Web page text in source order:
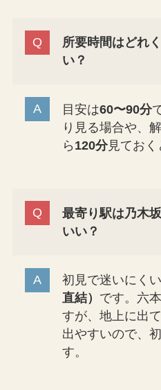
所要時間はどれ
い？
目安は60〜90分
り見る場合や、
ら 120分見ておく
最寄り駅は乃木
いい？
初見で迷いにく
直結） です。六
すが、地上に出
出やすいので、
す。